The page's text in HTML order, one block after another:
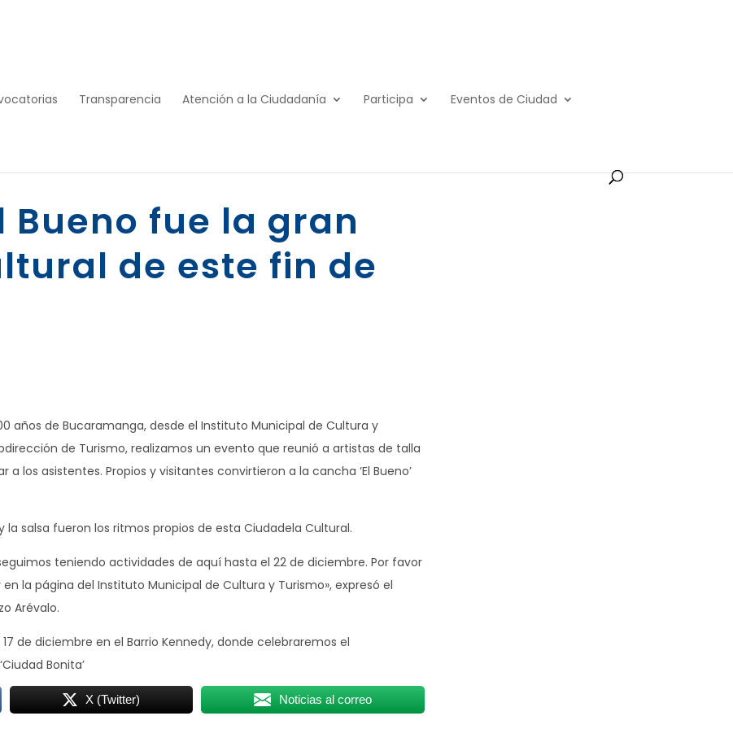
Transparencia Atención a la Ciudadanía Participa Eventos de Ciudad
Bueno fue la gran
de este fin de
años de Bucaramanga, desde el Instituto Municipal de Cultura y
de Turismo, realizamos un evento que reunió a artistas de talla
los asistentes. Propios y visitantes convirtieron a la cancha ‘El Bueno’
salsa fueron los ritmos propios de esta Ciudadela Cultural.
teniendo actividades de aquí hasta el 22 de diciembre. Por favor
la página del Instituto Municipal de Cultura y Turismo», expresó el
Arévalo.
de diciembre en el Barrio Kennedy, donde celebraremos el
Bonita’
X (Twitter) Noticias al correo